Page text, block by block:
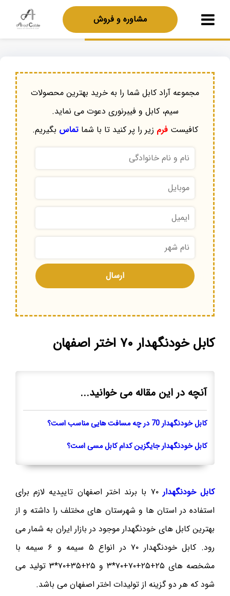
مشاوره و فروش
مجموعه آراد کابل شما را به خرید بهترین محصولات
سیم، کابل و فیبرنوری دعوت می نماید.
کافیستفرم زیر را پر کنید تا با شماتماس بگیریم.
کابل خودنگهدار ۷۰ اختر اصفهان
آنچه در این مقاله می خوانید...
کابل خودنگهدار 70 در چه مسافت هایی مناسب است؟
کابل خودنگهدار جایگزین کدام کابل مسی است؟
کابل خودنگهدار
۷۰ با برند اختر اصفهان تاییدیه لازم برای
استفاده در استان ها و شهرستان های مختلف را داشته و از
بهترین کابل های خودنگهدار موجود در بازار ایران به شمار می
رود. کابل خودنگهدار ۷۰ در انواع ۵ سیمه و ۶ سیمه با
مشخصه های ۲۵+۲۵+۷۰+۷۰*۳ و ۲۵+۳۵+۷۰*۳ تولید می
شود که هر دو گزینه از تولیدات اختر اصفهان می باشد.